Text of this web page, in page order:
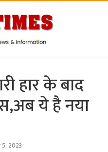
हार के बाद
ये है नया
2023